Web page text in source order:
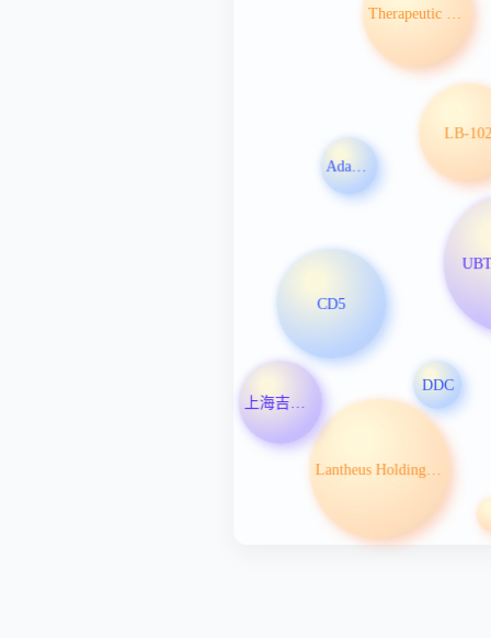
Adaptive Biotechnologies Corp
CD5
DDC
LB-